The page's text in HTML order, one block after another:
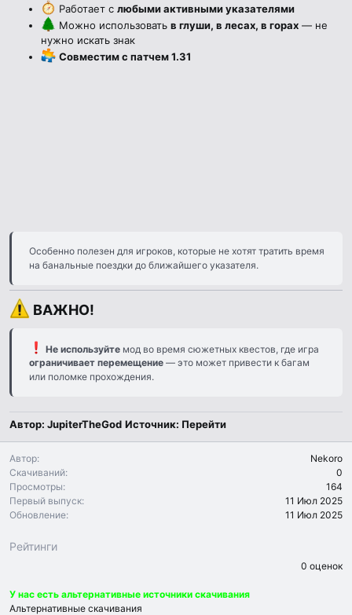
Работает слюбыми активными указателями
Можно использоватьв глуши, в лесах, в горах — не
нужно искать знак
Совместим с патчем 1.31
Особенно полезен для игроков, которые не хотят тратить время
на банальные поездки до ближайшего указателя.
ВАЖНО!​
Не используйтемод во время сюжетных квестов, где игра
ограничивает перемещение — это может привести к багам
или поломке прохождения.
Автор: JupiterTheGod Источник: Перейти
Автор
Nekoro
Скачиваний
0
Просмотры
164
Первый выпуск
11 Июл 2025
Обновление
11 Июл 2025
Рейтинги
0
з
0 оценок
У нас есть альтернативные источники скачивания
Альтернативные скачивания